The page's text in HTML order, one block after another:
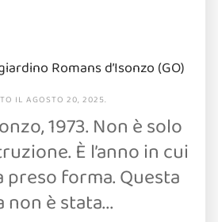
Romans d’Isonzo (GO)
IL AGOSTO 20, 2025.
1973. Non è solo
È l’anno in cui
preso forma. Questa
non è stata...